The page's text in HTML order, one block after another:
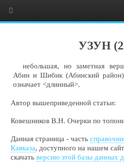
УЗУН
небольшая, но заметная
Абин и Шибик (Абинский
означает <длинный>.
Автор вышеприведенной статьи:
Ковешников В.Н. Очерки по
Данная страница - часть
Кавказа, доступного на нашем
скачатьверсию этой базы данных